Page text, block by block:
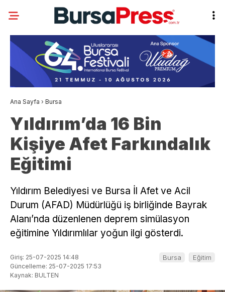
Ana Sayfa › Bursa
Yıldırım’da 16 Bin
Kişiye Afet Farkındalık
Eğitimi
Yıldırım Belediyesi ve Bursa İl Afet ve Acil
Durum (AFAD) Müdürlüğü iş birliğinde Bayrak
Alanı’nda düzenlenen deprem simülasyon
eğitimine Yıldırımlılar yoğun ilgi gösterdi.
Giriş: 25-07-2025 14:48
Güncelleme: 25-07-2025 17:53
Kaynak: BULTEN
Bursa Eğitim